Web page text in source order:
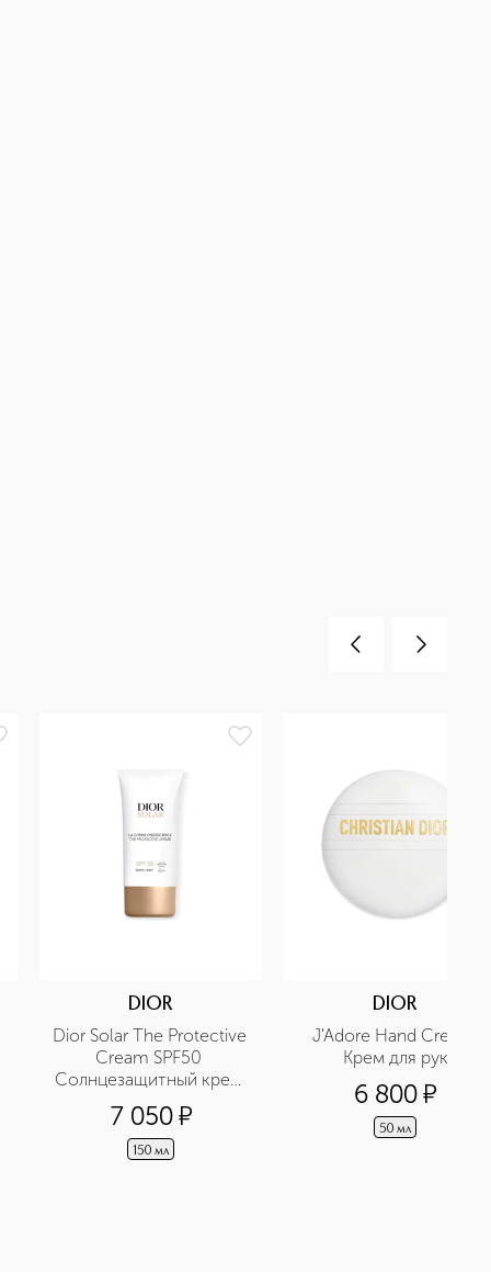
DIOR
Dior Solar The Protective
Cream SPF50
Солнцезащитный крем
для тела
7 050¤
150 мл
DIOR
J'Adore Hand Cream
Крем для рук
6 800¤
50 мл